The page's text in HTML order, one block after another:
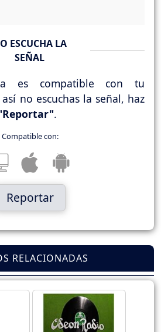
ESCUCHA LA
SEÑAL
es compatible con tu
no escuchas la señal, haz
.
Compatible con:
Reportar
RELACIONADAS